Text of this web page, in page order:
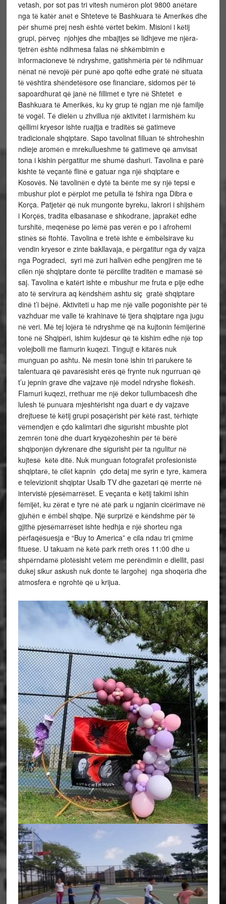
vetash, por sot pas tri vitesh numёron plot 9800 anёtare
nga tё katёr anёt e Shteteve tё Bashkuara tё Amerikёs dhe
pёr shumё prej nesh ёshtё vёrtet bekim. Misioni i kёtij
grupi, pёrveç njohjes dhe mbajtjes sё lidhjeve me njёra-
tjetrёn ёshtё ndihmesa falas nё shkёmbimin e
informacioneve tё ndryshme, gatishmёria pёr tё ndihmuar
nёnat nё nevojё pёr punё apo qoftё edhe gratё nё situata
tё vёshtira shёndetёsore ose financiare, sidomos pёr tё
sapoardhurat qё janё nё fillimet e tyre nё Shtetet e
Bashkuara tё Amerikёs, ku ky grup tё ngjan me njё familje
tё vogёl. Tё dielёn u zhvillua njё aktivitet i larmishёm ku
qёllimi kryesor ishte ruajtja e traditёs sё gatimeve
tradicionale shqiptare. Sapo tavolinat filluan tё shtroheshin
ndieje aromёn e mrekullueshme tё gatimeve qё amvisat
tona i kishin pёrgatitur me shumё dashuri. Tavolina e parё
kishte tё veçantё flinё e gatuar nga njё shqiptare e
Kosovёs. Nё tavolinёn e dytё ta bёnte me sy njё tepsi e
mbushur plot e pёrplot me petulla tё fshira nga Dibra e
Korça. Patjetёr qё nuk mungonte byreku, lakrori i shijshёm
i Korçёs, tradita elbasanase e shkodrane, japrakёt edhe
turshitё, meqenёse po lёmё pas verёn e po i afrohemi
stinёs sё ftohtё. Tavolina e tretё ishte e ёmbёlsirave ku
vendin kryesor e zinte bakllavaja, e pёrgatitur nga dy vajza
nga Pogradeci, syri mё zuri hallvёn edhe pengjiren me tё
cilёn njё shqiptare donte tё pёrcillte traditёn e mamasё sё
saj. Tavolina e katёrt ishte e mbushur me fruta e pije edhe
ato tё servirura aq kёndshёm ashtu siç gratё shqiptare
dinё t’i bёjnё. Aktiviteti u hap me njё valle pogonishte pёr tё
vazhduar me valle tё krahinave tё tjera shqiptare nga jugu
nё veri. Mё tej lojёra tё ndryshme qё na kujtonin fёmijёrinё
tonё nё Shqipёri, ishim kujdesur qё tё kishim edhe njё top
volejbolli me flamurin kuqezi. Tingujt e kitarёs nuk
munguan po ashtu. Nё mesin tonё ishin tri parukere tё
talentuara qё pavarёsisht erёs qё frynte nuk ngurruan qё
t’u jepnin grave dhe vajzave njё model ndryshe flokёsh.
Flamuri kuqezi, rrethuar me njё dekor tullumbacesh dhe
lulesh tё punuara mjeshtёrisht nga duart e dy vajzave
drejtuese tё kёtij grupi posaçёrisht pёr kёtё rast, tёrhiqte
vёmendjen e çdo kalimtari dhe sigurisht mbushte plot
zemrёn tonё dhe duart kryqёzoheshin pёr tё bёrё
shqiponjёn dykrenare dhe sigurisht pёr ta ngulitur nё
kujtesё kёtё ditё. Nuk munguan fotografёt profesionistё
shqiptarё, tё cilёt kapnin çdo detaj me syrin e tyre, kamera
e televizionit shqiptar Usalb TV dhe gazetari qё merrte nё
intervistё pjesёmarrёset. E veçanta e kёtij takimi ishin
fёmijёt, ku zёrat e tyre nё atё park u ngjanin cicёrimave nё
gjuhёn e ёmbёl shqipe. Njё surprizё e kёndshme pёr tё
gjithё pjesёmarrёset ishte hedhja e njё shorteu nga
pёrfaqёsuesja e “Buy to America” e cila ndau tri çmime
fituese. U takuam nё kёtё park rreth orёs 11:00 dhe u
shpёrndamё plotёsisht vetёm me perёndimin e diellit, pasi
dukej sikur askush nuk donte tё largohej nga shoqёria dhe
atmosfera e ngrohtё qё u krijua.